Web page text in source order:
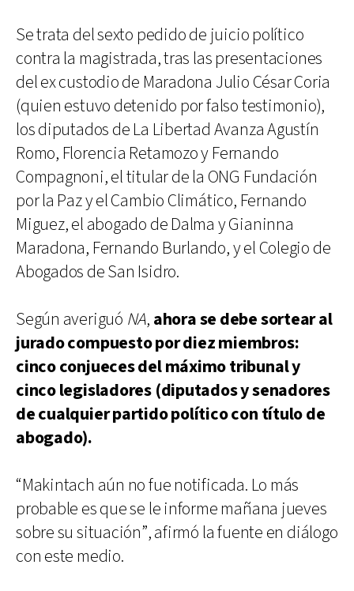
Se trata del sexto pedido de juicio político
contra la magistrada, tras las presentaciones
del ex custodio de Maradona Julio César Coria
(quien estuvo detenido por falso testimonio),
los diputados de La Libertad Avanza Agustín
Romo, Florencia Retamozo y Fernando
Compagnoni, el titular de la ONG Fundación
por la Paz y el Cambio Climático, Fernando
Miguez, el abogado de Dalma y Gianinna
Maradona, Fernando Burlando, y el Colegio de
Abogados de San Isidro.
Según averiguó NA, ahora se debe sortear al
jurado compuesto por diez miembros:
cinco conjueces del máximo tribunal y
cinco legisladores (diputados y senadores
de cualquier partido político con título de
abogado).
“Makintach aún no fue notificada. Lo más
probable es que se le informe mañana jueves
sobre su situación”, afirmó la fuente en diálogo
con este medio.